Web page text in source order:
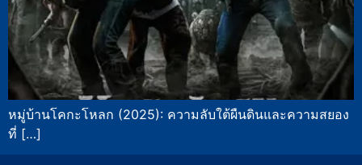
หมู่บ้านโคกะโหลก (2025): ความลับใต้ผืนดินและความสยอง
ที่ […]